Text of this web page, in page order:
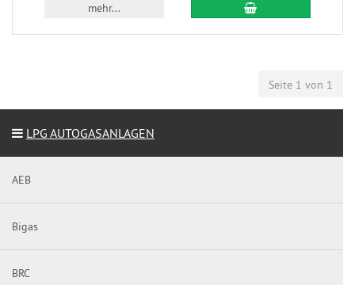
mehr...
Seite 1 von 1
LPG AUTOGASANLAGEN
AEB
Bigas
BRC